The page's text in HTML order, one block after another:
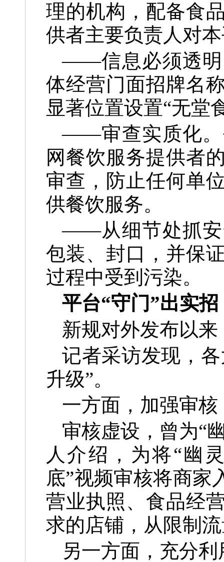
理的机构，配备食
供者主要负责人对
——信息必须透明
体经营门面招牌名
显著位置设置“无堂
——审查实质化。
网餐饮服务提供者
审查，防止任何单
供餐饮服务。
——从细节处抓安
包装、封口，并保
过程中受到污染。
平台“守门”出实招
新规对外发布以
记者采访发现，
升级”。
一方面，加强审核
审核虚设，曾为“
人介绍，为将“幽
底”视频审核将商家
营业执照、食品经
求的店铺，从限制
另一方面，充分